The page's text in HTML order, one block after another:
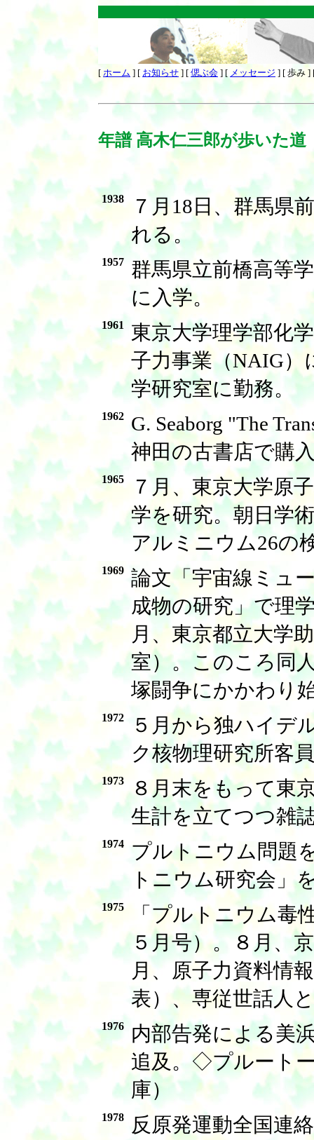
[ ホーム ] [ お知らせ ] [ 偲ぶ会 ] [ メッセージ ] [ 歩み ]
年譜 高木仁三郎が歩いた道
1938
７月18日、群馬県
れる。
1957
群馬県立前橋高等
に入学。
1961
東京大学理学部化
子力事業（NAIG）
学研究室に勤務。
1962
G. Seaborg "The
神田の古書店で購
1965
７月、東京大学原
学を研究。朝日学
アルミニウム26の
1969 論文「宇宙線ミュ
成物の研究」で理
月、東京都立大学
室）。このころ同
塚闘争にかかわり
1972
５月から独ハイデ
ク核物理研究所客
1973
８月末をもって東
生計を立てつつ雑
1974
プルトニウム問題
トニウム研究会」
1975
「プルトニウム毒
５月号）。８月、
月、原子力資料情
表）、専従世話人
1976
内部告発による美
追及。◇プルート
庫）
1978
反原発運動全国連